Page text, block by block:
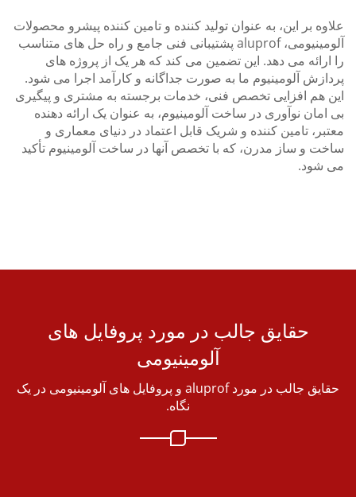
بر این، به عنوان تولید کننده و تامین کننده پیشرو محصولات
آلومینیومی، aluprof پشتیبانی فنی جامع و راه حل های متناسب
می دهد. این تضمین می کند که هر یک از پروژه های
آلومینیوم ما به صورت جداگانه و کارآمد اجرا می شود.
هم افزایی تخصص فنی، خدمات برجسته به مشتری و پیگیری
نوآوری در ساخت آلومینیوم، به عنوان یک ارائه دهنده
تامین کننده و شریک قابل اعتماد در دنیای معماری و
و ساز مدرن، که با تخصص آنها در ساخت آلومینیوم تأکید
شود.
حقایق جالب در مورد پروفایل های
آلومینیومی
حقایق جالب در مورد aluprof و پروفایل های آلومینیومی در یک